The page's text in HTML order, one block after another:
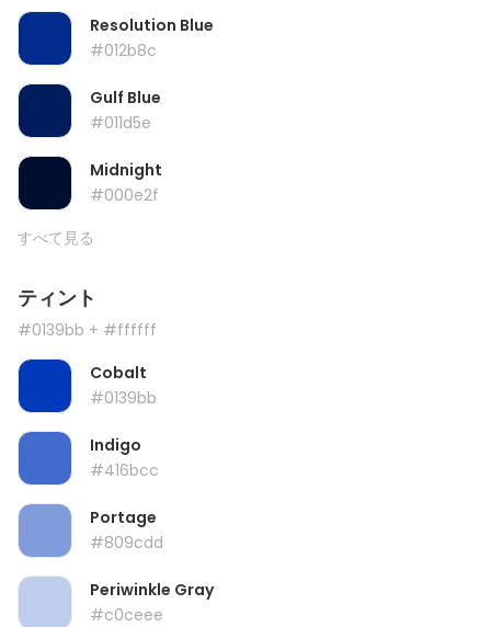
Resolution Blue
#012b8c
Gulf Blue
#011d5e
Midnight
#000e2f
すべて見る
ティント
#0139bb + #ffffff
Cobalt
#0139bb
Indigo
#416bcc
Portage
#809cdd
Periwinkle Gray
#c0ceee